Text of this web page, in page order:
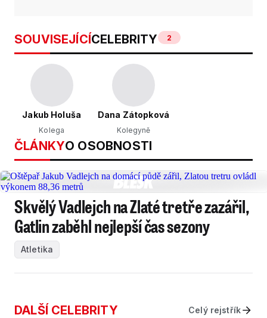
SOUVISEJÍCÍCELEBRITY 2
Jakub Holuša
Kolega
Dana Zátopková
Kolegyně
ČLÁNKYO OSOBNOSTI
Skvělý Vadlejch na Zlaté tretře zazářil,
Gatlin zaběhl nejlepší čas sezony
Atletika
DALŠÍ CELEBRITY Celý rejstřík